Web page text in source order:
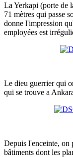
La Yerkapi (porte de
71 mètres qui passe
donne l'impression
employées est
Le dieu guerrier qui
qui se trouve a
Depuis l'enceinte, on
bâtiments dont les